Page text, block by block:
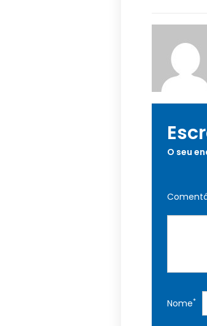
O seu
Nome*